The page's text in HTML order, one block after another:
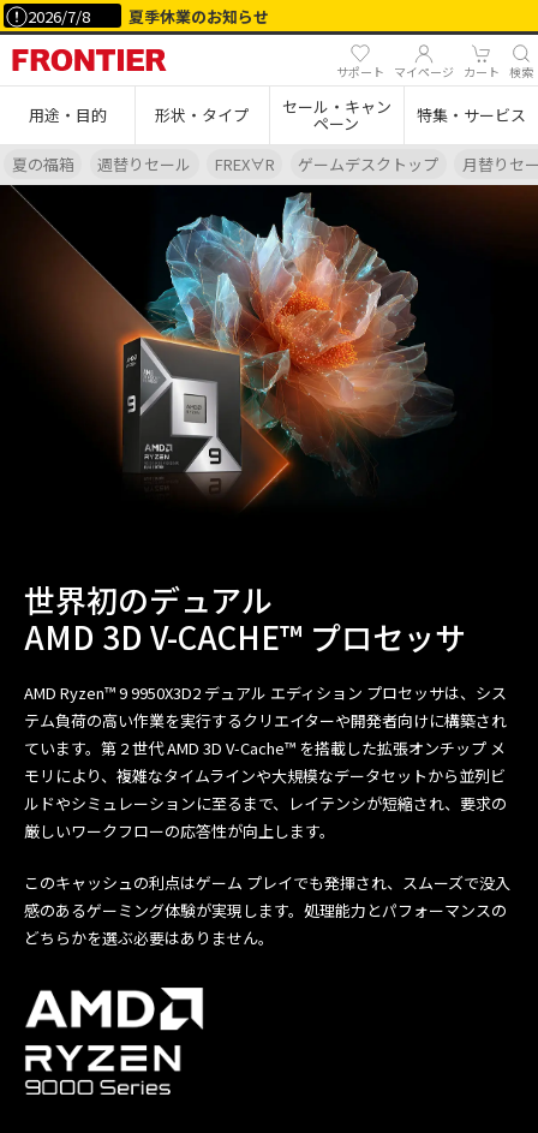
2026/7/8 夏季休業のお知らせ
サポート マイページ カート 検索
用途・目的 形状・タイプ セール・キャン
ペーン 特集・サービス
夏の福箱 週替りセール FREX∀R ゲームデスクトップ 月替りセ
世界初のデュアル
AMD 3D V-CACHE™ プロセッサ
AMD Ryzen™ 9 9950X3D2 デュアル エディション プロセッサは、シス
テム負荷の高い作業を実行するクリエイターや開発者向けに構築され
ています。第 2 世代 AMD 3D V-Cache™ を搭載した拡張オンチップ メ
モリにより、複雑なタイムラインや大規模なデータセットから並列ビ
ルドやシミュレーションに至るまで、レイテンシが短縮され、要求の
厳しいワークフローの応答性が向上します。
このキャッシュの利点はゲーム プレイでも発揮され、スムーズで没入
感のあるゲーミング体験が実現します。処理能力とパフォーマンスの
どちらかを選ぶ必要はありません。